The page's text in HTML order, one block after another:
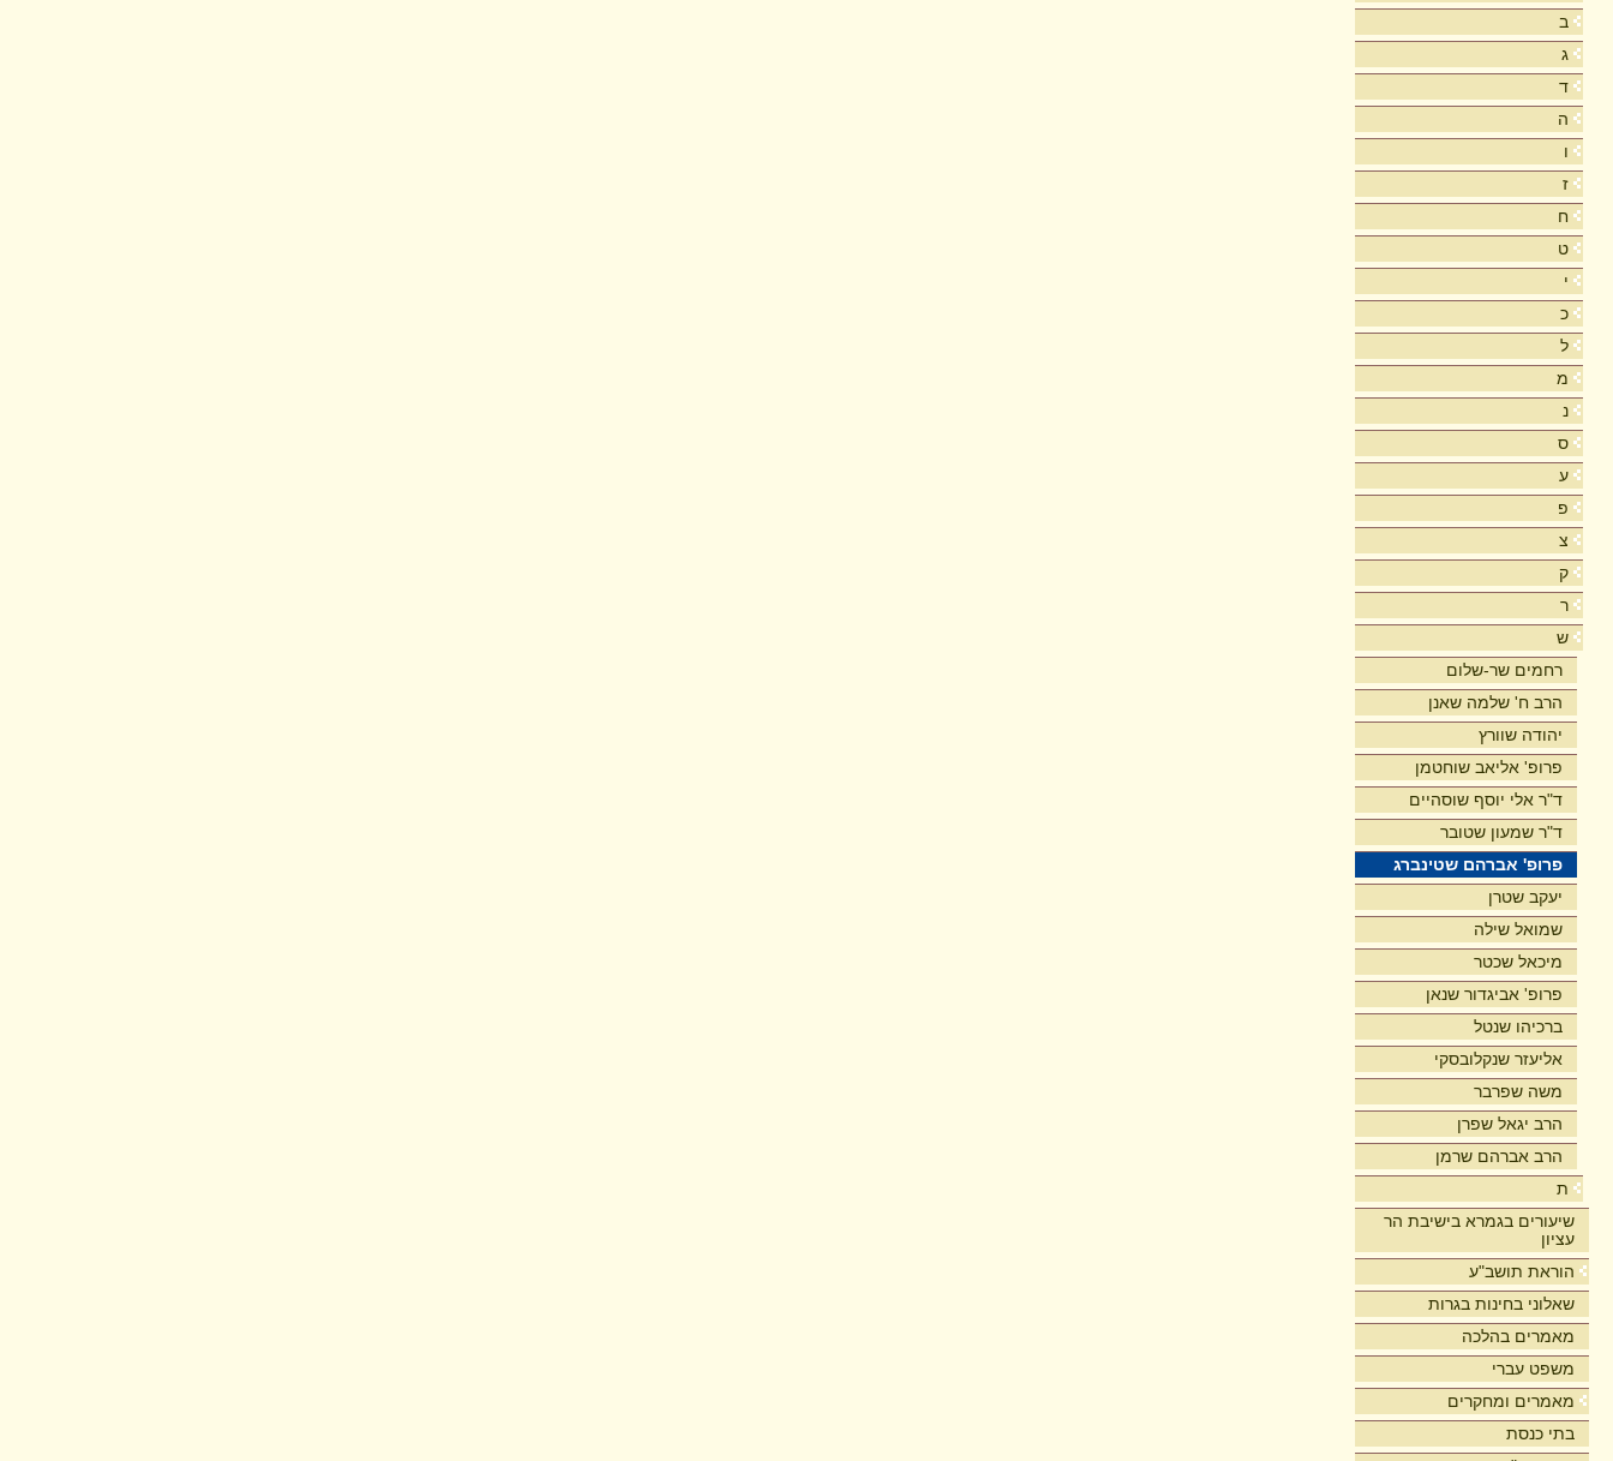
ב
ג
ד
ה
ו
ז
ח
ט
י
כ
ל
מ
נ
ס
ע
פ
צ
ק
ר
ש
רחמים שר-שלום
הרב ח' שלמה שאנן
יהודה שוורץ
פרופ' אליאב שוחטמן
ד"ר אלי יוסף שוסהיים
ד"ר שמעון שטובר
פרופ' אברהם שטינברג
יעקב שטרן
שמואל שילה
מיכאל שכטר
פרופ' אביגדור שנאן
ברכיהו שנטל
אליעזר שנקלובסקי
משה שפרבר
הרב יגאל שפרן
הרב אברהם שרמן
ת
שיעורים בגמרא בישיבת הר
עציון
הוראת תושב"ע
שאלוני בחינות בגרות
מאמרים בהלכה
משפט עברי
מאמרים ומחקרים
בתי כנסת